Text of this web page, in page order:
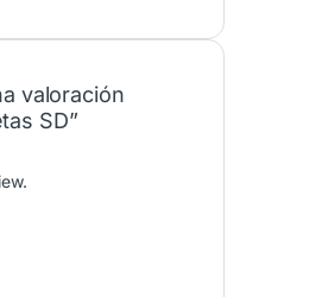
valoración
SD”